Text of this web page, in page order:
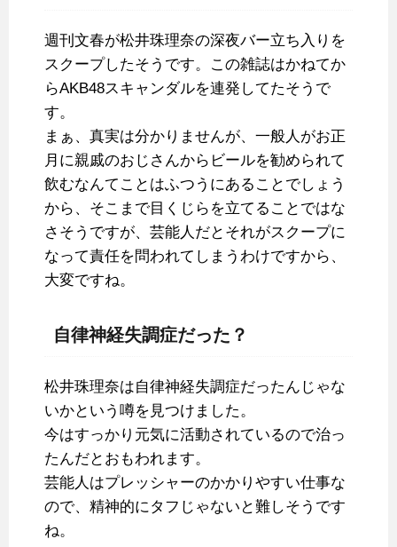
週刊文春が松井珠理奈の深夜バー立ち入りを
スクープしたそうです。この雑誌はかねてか
らAKB48スキャンダルを連発してたそうで
す。
まぁ、真実は分かりませんが、一般人がお正
月に親戚のおじさんからビールを勧められて
飲むなんてことはふつうにあることでしょう
から、そこまで目くじらを立てることではな
さそうですが、芸能人だとそれがスクープに
なって責任を問われてしまうわけですから、
大変ですね。
自律神経失調症だった？
松井珠理奈は自律神経失調症だったんじゃな
いかという噂を見つけました。
今はすっかり元気に活動されているので治っ
たんだとおもわれます。
芸能人はプレッシャーのかかりやすい仕事な
ので、精神的にタフじゃないと難しそうです
ね。